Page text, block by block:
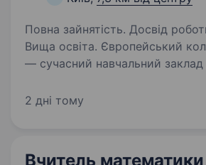
Повна зайнятість. Досвід
Вища освіта. Європейський колегіум
— сучасний навчальний заклад
який входить до списку
2 дні тому
Вчитель математики